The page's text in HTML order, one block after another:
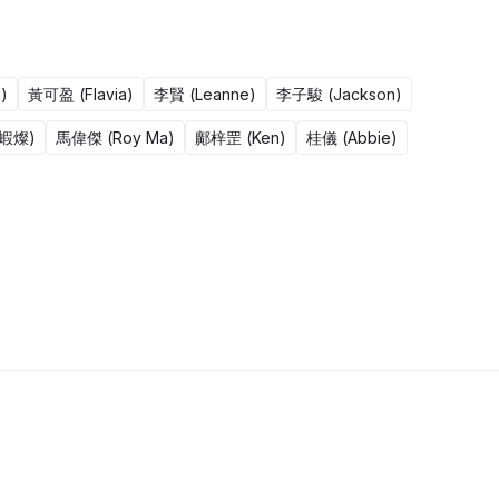
黃可盈 (Flavia) 李賢 (Leanne) 李子駿 (Jackson)
燦) 馬偉傑 (Roy Ma) 鄺梓罡 (Ken) 桂儀 (Abbie)